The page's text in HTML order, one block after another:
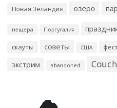
Новая Зеландия озеро
пещера Португалия
скауты советы США
экстрим abandoned